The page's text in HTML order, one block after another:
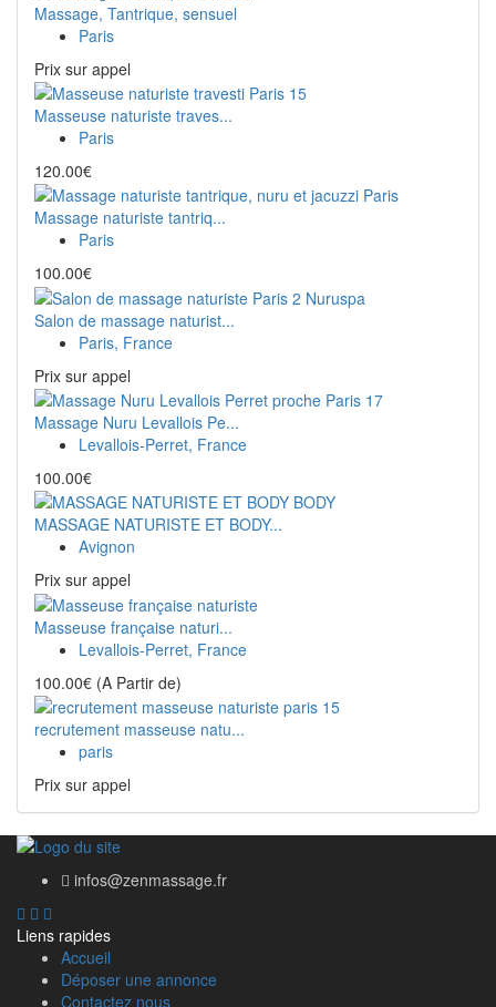
Massage, Tantrique, sensuel
Paris
Prix ​​sur appel
Masseuse naturiste traves...
Paris
120.00€
Massage naturiste tantriq...
Paris
100.00€
Salon de massage naturist...
Paris, France
Prix ​​sur appel
Massage Nuru Levallois Pe...
Levallois-Perret, France
100.00€
MASSAGE NATURISTE ET BODY...
Avignon
Prix ​​sur appel
Masseuse française naturi...
Levallois-Perret, France
100.00€ (A Partir de)
recrutement masseuse natu...
paris
Prix ​​sur appel
infos@zenmassage.fr
Liens rapides
Accueil
Déposer une annonce
Contactez nous